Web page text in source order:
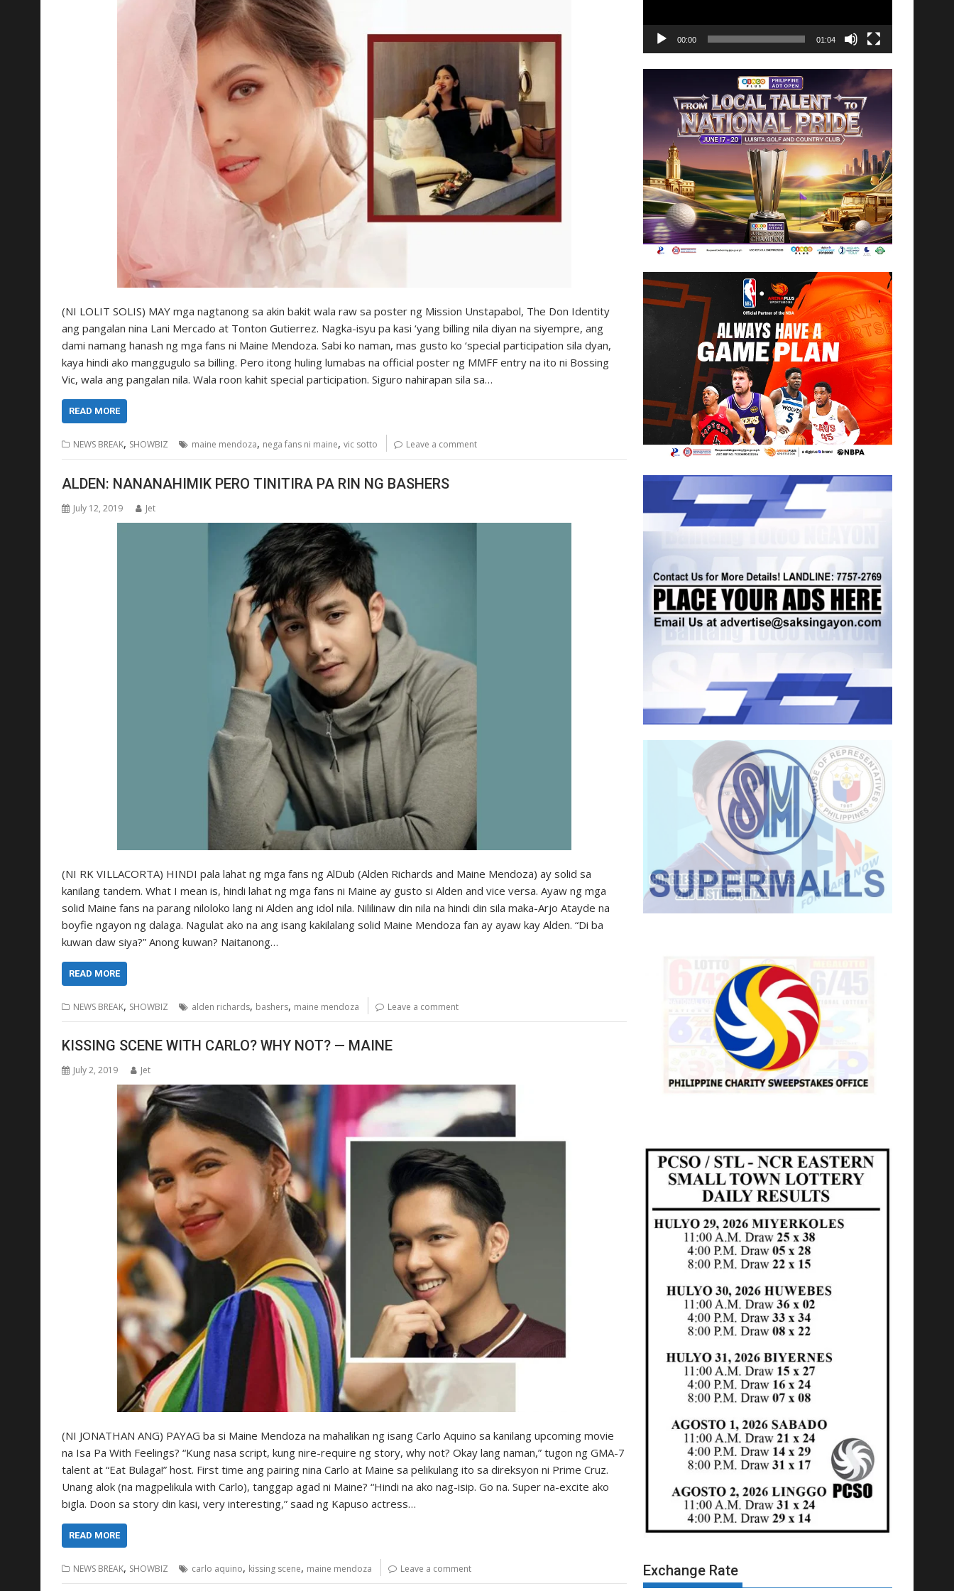
(NI LOLIT SOLIS) MAY mga nagtanong sa akin bakit wala raw sa poster ng Mission Unstapabol, The Don Identity
ang pangalan nina Lani Mercado at Tonton Gutierrez. Nagka-isyu pa kasi ‘yang billing nila diyan na siyempre, ang
dami namang hanash ng mga fans ni Maine Mendoza. Sabi ko naman, mas gusto ko ‘special participation sila dyan,
kaya hindi ako manggugulo sa billing. Pero itong huling lumabas na official poster ng MMFF entry na ito ni Bossing
Vic, wala ang pangalan nila. Wala roon kahit special participation. Siguro nahirapan sila sa…
READ MORE
NEWS BREAK, SHOWBIZ maine mendoza, nega fans ni maine, vic sotto Leave a comment
ALDEN: NANANAHIMIK PERO TINITIRA PA RIN NG BASHERS
July 12, 2019 Jet
(NI RK VILLACORTA) HINDI pala lahat ng mga fans ng AlDub (Alden Richards and Maine Mendoza) ay solid sa
kanilang tandem. What I mean is, hindi lahat ng mga fans ni Maine ay gusto si Alden and vice versa. Ayaw ng mga
solid Maine fans na parang niloloko lang ni Alden ang idol nila. Nililinaw din nila na hindi din sila maka-Arjo Atayde na
boyfie ngayon ng dalaga. Nagulat ako na ang isang kakilalang solid Maine Mendoza fan ay ayaw kay Alden. “Di ba
kuwan daw siya?” Anong kuwan? Naitanong…
READ MORE
NEWS BREAK, SHOWBIZ alden richards, bashers, maine mendoza Leave a comment
KISSING SCENE WITH CARLO? WHY NOT? — MAINE
July 2, 2019 Jet
(NI JONATHAN ANG) PAYAG ba si Maine Mendoza na mahalikan ng isang Carlo Aquino sa kanilang upcoming movie
na Isa Pa With Feelings? “Kung nasa script, kung nire-require ng story, why not? Okay lang naman,” tugon ng GMA-7
talent at “Eat Bulaga!” host. First time ang pairing nina Carlo at Maine sa pelikulang ito sa direksyon ni Prime Cruz.
Unang alok (na magpelikula with Carlo), tanggap agad ni Maine? “Hindi na ako nag-isip. Go na. Super na-excite ako
bigla. Doon sa story din kasi, very interesting,” saad ng Kapuso actress…
READ MORE
NEWS BREAK, SHOWBIZ carlo aquino, kissing scene, maine mendoza Leave a comment
00:00 01:04
Exchange Rate